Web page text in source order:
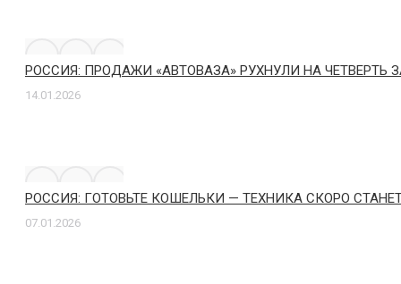
РОССИЯ: ПРОДАЖИ «АВТОВАЗА» РУХНУЛИ НА ЧЕТВЕРТЬ
14.01.2026
РОССИЯ: ГОТОВЬТЕ КОШЕЛЬКИ — ТЕХНИКА СКОРО
07.01.2026